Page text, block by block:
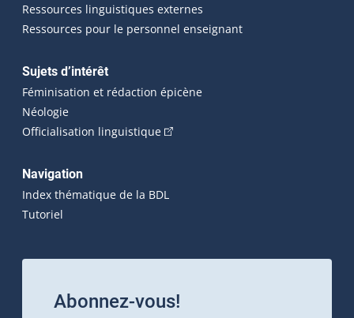
Ressources linguistiques externes
Ressources pour le personnel enseignant
Sujets d’intérêt
Féminisation et rédaction épicène
Néologie
Officialisation linguistique(Cet hyperlien externe s'ouvrira
Navigation
Index thématique de la BDL
Tutoriel
Abonnez-vous!